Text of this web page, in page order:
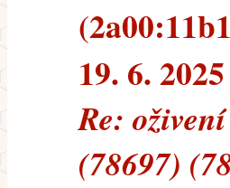
19. 6. 2025
Re:
(78697)